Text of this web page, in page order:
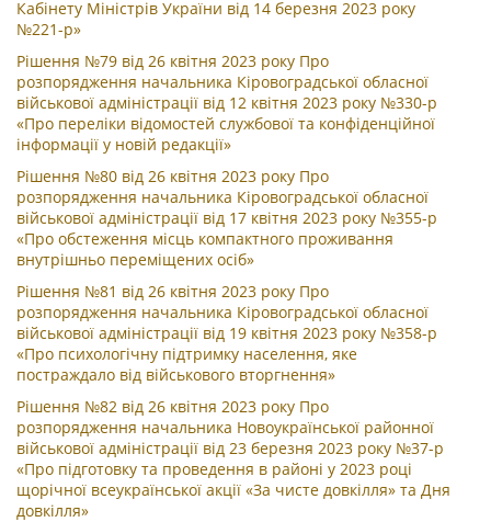
Кабінету Міністрів України від 14 березня 2023 року
№221-р»
Рішення №79 від 26 квітня 2023 року Про
розпорядження начальника Кіровоградської обласної
військової адміністрації від 12 квітня 2023 року №330-р
«Про переліки відомостей службової та конфіденційної
інформації у новій редакції»
Рішення №80 від 26 квітня 2023 року Про
розпорядження начальника Кіровоградської обласної
військової адміністрації від 17 квітня 2023 року №355-р
«Про обстеження місць компактного проживання
внутрішньо переміщених осіб»
Рішення №81 від 26 квітня 2023 року Про
розпорядження начальника Кіровоградської обласної
військової адміністрації від 19 квітня 2023 року №358-р
«Про психологічну підтримку населення, яке
постраждало від військового вторгнення»
Рішення №82 від 26 квітня 2023 року Про
розпорядження начальника Новоукраїнської районної
військової адміністрації від 23 березня 2023 року №37-р
«Про підготовку та проведення в районі у 2023 році
щорічної всеукраїнської акції «За чисте довкілля» та Дня
довкілля»